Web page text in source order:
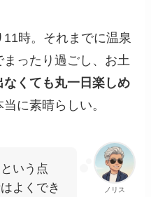
時。それまでに温泉
ったり過ごし、お土
なくても丸一日楽しめ
に素晴らしい。
ノリス
いう点
よくでき